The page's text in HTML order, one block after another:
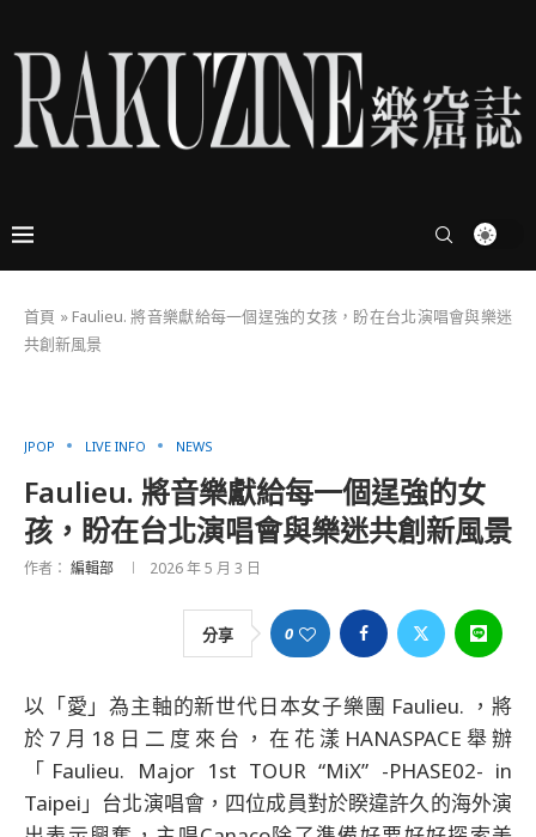
首頁 » Faulieu. 將音樂獻給每一個逞強的女孩，盼在台北演唱會與樂迷
共創新風景
JPOP LIVE INFO NEWS
Faulieu. 將音樂獻給每一個逞強的女
孩，盼在台北演唱會與樂迷共創新風景
作者： 編輯部 2026 年 5 月 3 日
分享 0
以「愛」為主軸的新世代日本女子樂團 Faulieu. ，將
於7月18日二度來台，在花漾HANASPACE舉辦
「Faulieu. Major 1st TOUR “MiX” -PHASE02- in
Taipei」台北演唱會，四位成員對於睽違許久的海外演